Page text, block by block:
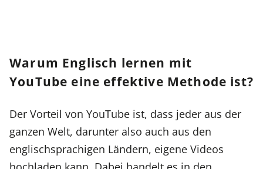
Warum Englisch lernen mit
YouTube eine effektive Methode ist?
Der Vorteil von YouTube ist, dass jeder aus der
ganzen Welt, darunter also auch aus den
englischsprachigen Ländern, eigene Videos